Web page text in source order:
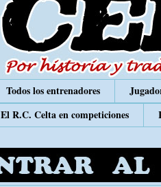
Todos los entrenadores
El R.C. Celta en competiciones